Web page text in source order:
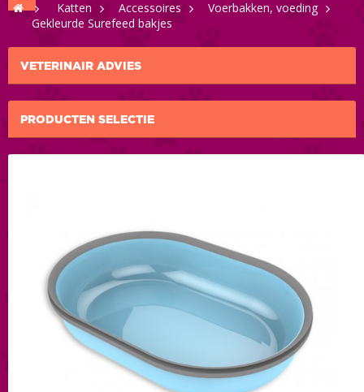
navigation
> Katten > Accessoires >
Voerbakken, voeding
Gekleurde Surefeed bakjes
VETERINAIR ADVIES
PRODUCTEN SELECTIE